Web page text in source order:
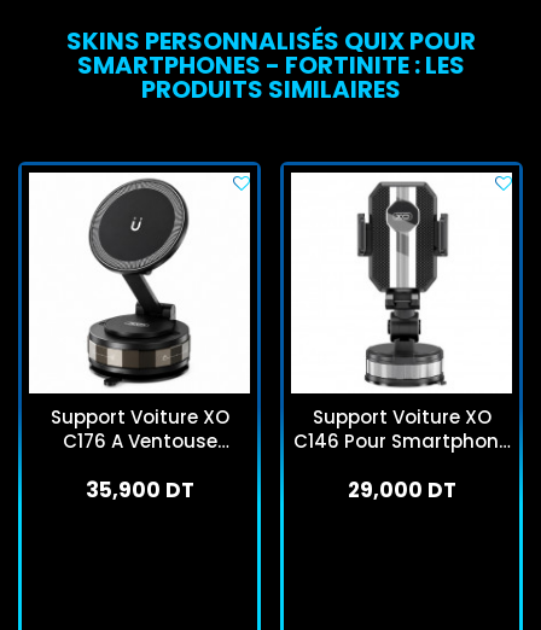
SKINS PERSONNALISÉS QUIX POUR
SMARTPHONES - FORTINITE : LES
PRODUITS SIMILAIRES
Support Voiture XO
C176 A Ventouse
Smartphone Noir
35,900 DT
Support Voiture XO
C146 Pour Smartphone
29,000 DT